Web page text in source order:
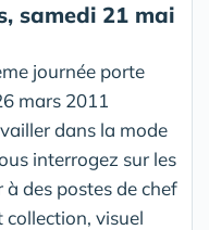
samedi 21 mai
journée porte
mars 2011
dans la mode
interrogez sur les
des postes de chef
visuel